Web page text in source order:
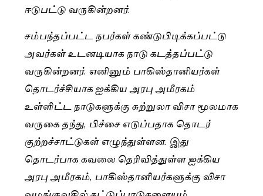
ஈடுபட்டு வருகின்றனர்.
சம்பந்தப்பட்ட நபர்கள் கண்டுபிடிக்கப்பட்டு
அவர்கள் உடனடியாக நாடு கடத்தப்பட்டு
வருகின்றனர். எனினும் பாகிஸ்தானியர்கள்
தொடர்ச்சியாக ஐக்கிய அரபு அமீரகம்
உள்ளிட்ட நாடுகளுக்கு சுற்றுலா விசா மூலமாக
வருகை தந்து, பிச்சை எடுப்பதாக தொடர்
குற்றச்சாட்டுகள் எழுந்துள்ளன. இது
தொடர்பாக கவலை தெரிவித்துள்ள ஐக்கிய
அரபு அமீரகம், பாகிஸ்தானியர்களுக்கு விசா